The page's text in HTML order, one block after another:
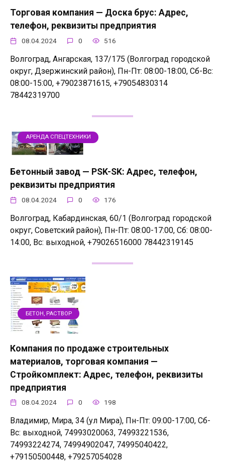
Торговая компания — Доска брус: Адрес,
телефон, реквизиты предприятия
08.04.2024 0 516
Волгоград, Ангарская, 137/175 (Волгоград городской
округ, Дзержинский район), Пн-Пт: 08:00-18:00, Сб-Вс:
08:00-15:00, +79023871615, +79054830314
78442319700
АРЕНДА СПЕЦТЕХНИКИ
Бетонный завод — PSK-SK: Адрес, телефон,
реквизиты предприятия
08.04.2024 0 176
Волгоград, Кабардинская, 60/1 (Волгоград городской
округ, Советский район), Пн-Пт: 08:00-17:00, Сб: 08:00-
14:00, Вс: выходной, +79026516000 78442319145
БЕТОН, РАСТВОР
Компания по продаже строительных
материалов, торговая компания —
Стройкомплект: Адрес, телефон, реквизиты
предприятия
08.04.2024 0 198
Владимир, Мира, 34 (ул Мира), Пн-Пт: 09:00-17:00, Сб-
Вс: выходной, 74993020063, 74993221536,
74993224274, 74994902047, 74995040422,
+79150500448, +79257054028